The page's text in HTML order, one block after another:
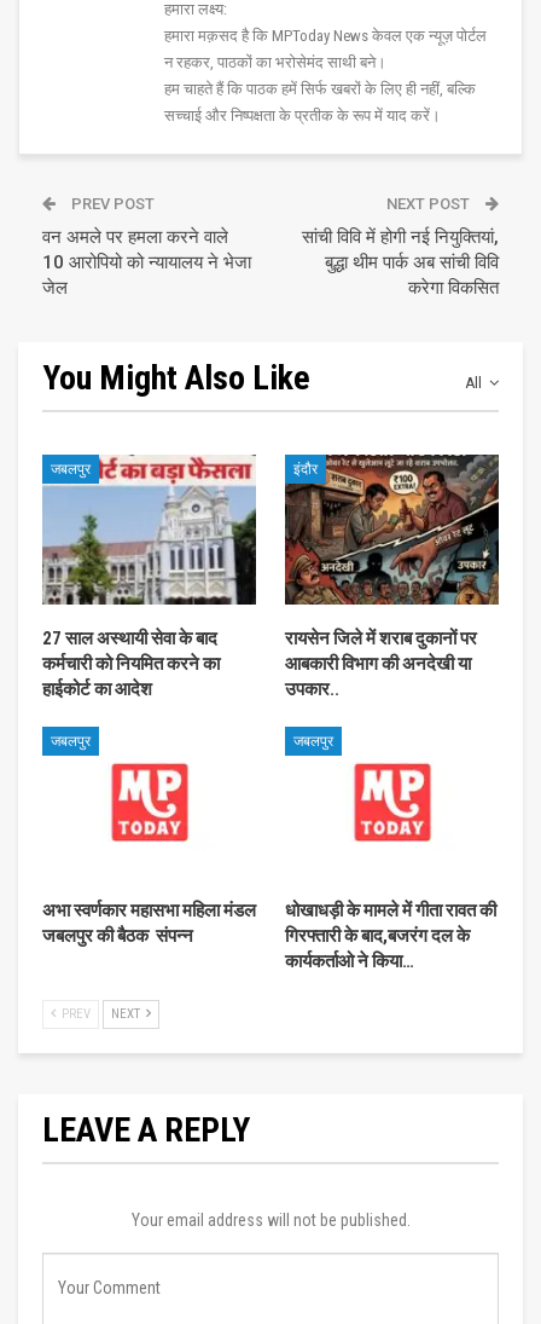
हमारा लक्ष्य:
हमारा मक़सद है कि MPToday News केवल एक न्यूज़ पोर्टल
न रहकर, पाठकों का भरोसेमंद साथी बने।
हम चाहते हैं कि पाठक हमें सिर्फ खबरों के लिए ही नहीं, बल्कि
सच्चाई और निष्पक्षता के प्रतीक के रूप में याद करें।
PREV POST
वन अमले पर हमला करने वाले
10 आरोपियो को न्यायालय ने भेजा
जेल
NEXT POST
सांची विवि में होगी नई नियुक्तियां,
बुद्धा थीम पार्क अब सांची विवि
करेगा विकसित
All
You Might Also Like
जबलपुर
27 साल अस्थायी सेवा के बाद
कर्मचारी को नियमित करने का
हाईकोर्ट का आदेश
इंदौर
रायसेन जिले में शराब दुकानों पर
आबकारी विभाग की अनदेखी या
उपकार..
जबलपुर
अभा स्वर्णकार महासभा महिला मंडल
जबलपुर की बैठक संपन्न
जबलपुर
धोखाधड़ी के मामले में गीता रावत की
गिरफ्तारी के बाद,बजरंग दल के
कार्यकर्ताओ ने किया…
PREV NEXT
LEAVE A REPLY
Your email address will not be published.